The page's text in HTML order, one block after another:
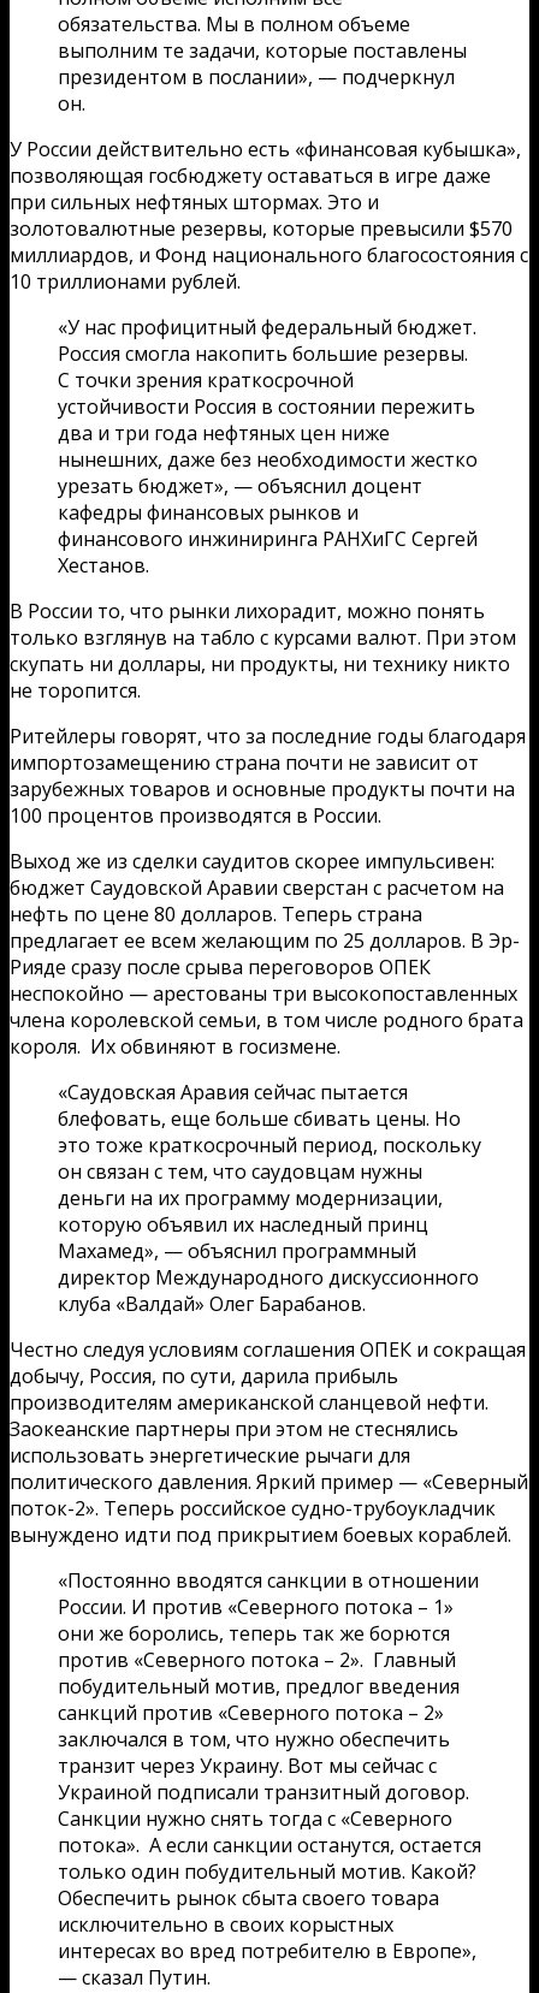
обязательства. Мы в полном объеме
выполним те задачи, которые поставлены
президентом в послании», — подчеркнул
он.
У России действительно есть «финансовая кубышка»,
позволяющая госбюджету оставаться в игре даже
при сильных нефтяных штормах. Это и
золотовалютные резервы, которые превысили $570
миллиардов, и Фонд национального благосостояния с
10 триллионами рублей.
«У нас профицитный федеральный бюджет.
Россия смогла накопить большие резервы.
С точки зрения краткосрочной
устойчивости Россия в состоянии пережить
два и три года нефтяных цен ниже
нынешних, даже без необходимости жестко
урезать бюджет», — объяснил доцент
кафедры финансовых рынков и
финансового инжиниринга РАНХиГС Сергей
Хестанов.
В России то, что рынки лихорадит, можно понять
только взглянув на табло с курсами валют. При этом
скупать ни доллары, ни продукты, ни технику никто
не торопится.
Ритейлеры говорят, что за последние годы благодаря
импортозамещению страна почти не зависит от
зарубежных товаров и основные продукты почти на
100 процентов производятся в России.
Выход же из сделки саудитов скорее импульсивен:
бюджет Саудовской Аравии сверстан с расчетом на
нефть по цене 80 долларов. Теперь страна
предлагает ее всем желающим по 25 долларов. В Эр-
Рияде сразу после срыва переговоров ОПЕК
неспокойно — арестованы три высокопоставленных
члена королевской семьи, в том числе родного брата
короля. Их обвиняют в госизмене.
«Саудовская Аравия сейчас пытается
блефовать, еще больше сбивать цены. Но
это тоже краткосрочный период, поскольку
он связан с тем, что саудовцам нужны
деньги на их программу модернизации,
которую объявил их наследный принц
Махамед», — объяснил программный
директор Международного дискуссионного
клуба «Валдай» Олег Барабанов.
Честно следуя условиям соглашения ОПЕК и сокращая
добычу, Россия, по сути, дарила прибыль
производителям американской сланцевой нефти.
Заокеанские партнеры при этом не стеснялись
использовать энергетические рычаги для
политического давления. Яркий пример — «Северный
поток-2». Теперь российское судно-трубоукладчик
вынуждено идти под прикрытием боевых кораблей.
«Постоянно вводятся санкции в отношении
России. И против «Северного потока – 1»
они же боролись, теперь так же борются
против «Северного потока – 2». Главный
побудительный мотив, предлог введения
санкций против «Северного потока – 2»
заключался в том, что нужно обеспечить
транзит через Украину. Вот мы сейчас с
Украиной подписали транзитный договор.
Санкции нужно снять тогда с «Северного
потока». А если санкции останутся, остается
только один побудительный мотив. Какой?
Обеспечить рынок сбыта своего товара
исключительно в своих корыстных
интересах во вред потребителю в Европе»,
— сказал Путин.